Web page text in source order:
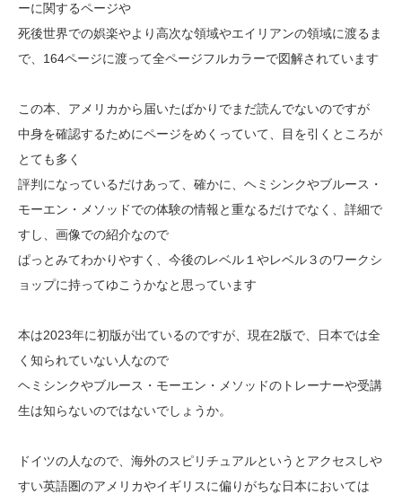
ーに関するページや
死後世界での娯楽やより高次な領域やエイリアンの領域に渡るま
で、164ページに渡って全ページフルカラーで図解されています
この本、アメリカから届いたばかりでまだ読んでないのですが
中身を確認するためにページをめくっていて、目を引くところが
とても多く
評判になっているだけあって、確かに、ヘミシンクやブルース・
モーエン・メソッドでの体験の情報と重なるだけでなく、詳細で
すし、画像での紹介なので
ぱっとみてわかりやすく、今後のレベル１やレベル３のワークシ
ョップに持ってゆこうかなと思っています
本は2023年に初版が出ているのですが、現在2版で、日本では全
く知られていない人なので
ヘミシンクやブルース・モーエン・メソッドのトレーナーや受講
生は知らないのではないでしょうか。
ドイツの人なので、海外のスピリチュアルというとアクセスしや
すい英語圏のアメリカやイギリスに偏りがちな日本においては